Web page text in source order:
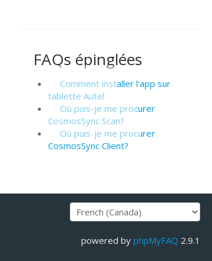
FAQs épinglées
Comment installer l'app sur
tablette Autel
Où puis-je me procurer
CosmosSync Scan?
Où puis-je me procurer
CosmosSync Client?
powered by phpMyFAQ 2.9.1